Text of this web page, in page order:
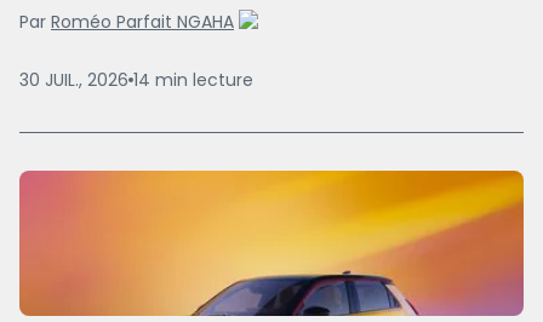
Par Roméo Parfait NGAHA
30 JUIL., 2026 14 min lecture